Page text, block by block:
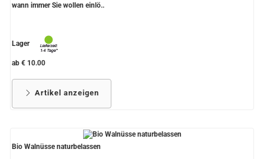
wann immer Sie wollen einlö..
Lager
ab € 10.00
Artikel anzeigen
Bio Walnüsse naturbelassen